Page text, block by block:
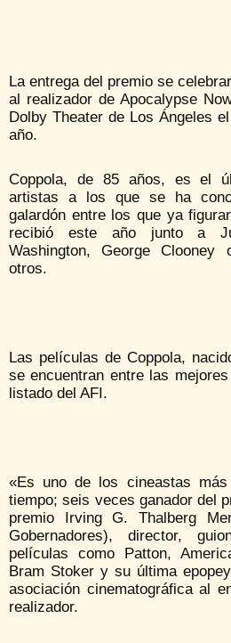
La entrega del premio se
al realizador de Apocalypse
Dolby Theater de Los Ángeles
año.
Coppola, de 85 años, es el
artistas a los que se ha
galardón entre los que ya
recibió este año junto a
Washington, George
otros.
Las películas de Coppola,
se encuentran entre las
listado del AFI.
«Es uno de los cineastas
tiempo; seis veces ganador del
premio Irving G. Thalberg
Gobernadores), director,
películas como Patton,
Bram Stoker y su última
asociación cinematográfica al
realizador.